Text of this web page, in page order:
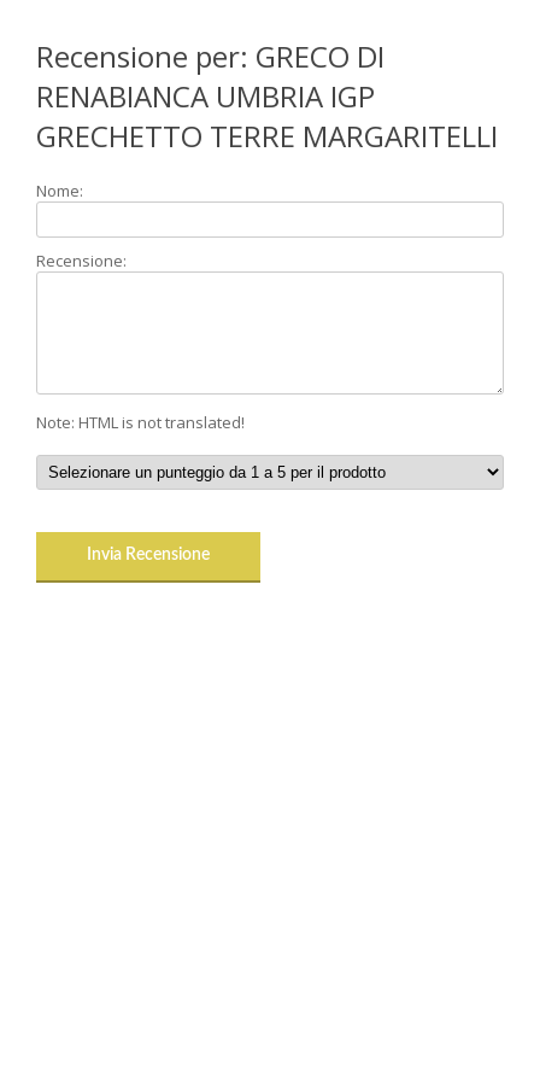
Recensione per: GRECO DI
RENABIANCA UMBRIA IGP
GRECHETTO TERRE MARGARITELLI
Nome:
Recensione:
Note: HTML is not translated!